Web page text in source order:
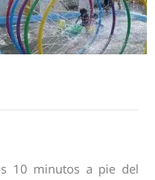
10 minutos a pie del